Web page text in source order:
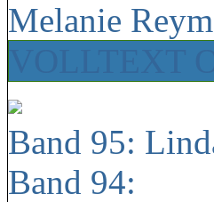
Melanie
Band 95:
Band 94: